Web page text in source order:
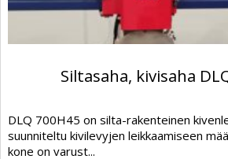
Siltasaha, kivisaha
DLQ 700H45 on silta-rakenteinen
suunniteltu kivilevyjen leikkaamiseen
kone on varust...